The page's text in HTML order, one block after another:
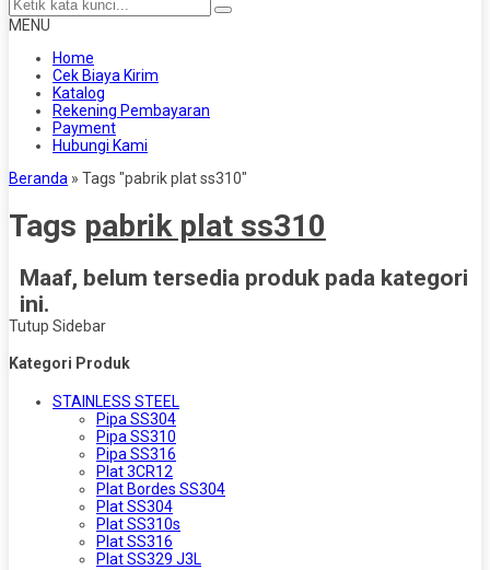
MENU
Home
Cek Biaya Kirim
Katalog
Rekening Pembayaran
Payment
Hubungi Kami
Beranda » Tags "pabrik plat ss310"
Tags pabrik plat ss310
Maaf, belum tersedia produk pada kategori
ini.
Tutup Sidebar
Kategori Produk
STAINLESS STEEL
Pipa SS304
Pipa SS310
Pipa SS316
Plat 3CR12
Plat Bordes SS304
Plat SS304
Plat SS310s
Plat SS316
Plat SS329 J3L